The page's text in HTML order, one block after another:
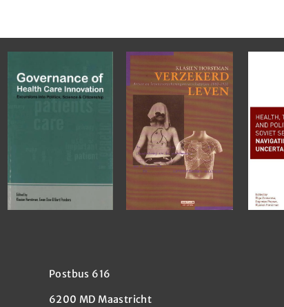
Postbus 616
6200 MD Maastricht